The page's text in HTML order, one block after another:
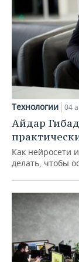
Технологии 04
Айдар
Как нейросети
делать, чтобы